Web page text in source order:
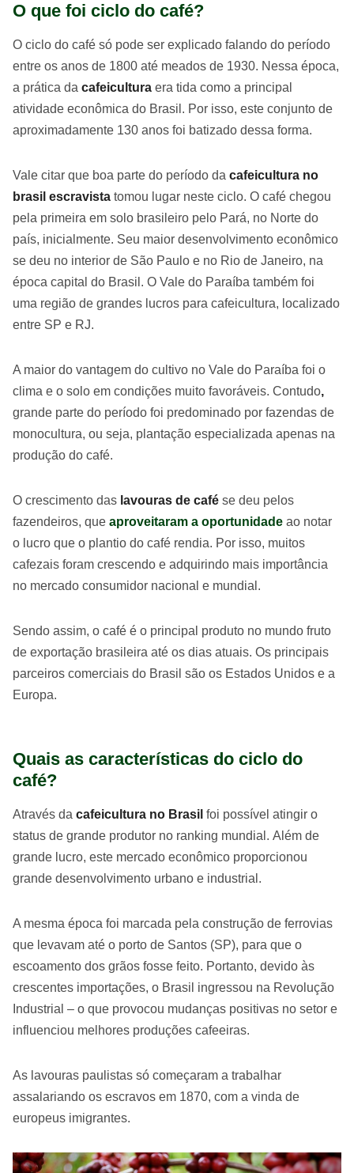
O que foi ciclo do café?
O ciclo do café só pode ser explicado falando do período
entre os anos de 1800 até meados de 1930. Nessa época,
a prática da cafeicultura era tida como a principal
atividade econômica do Brasil. Por isso, este conjunto de
aproximadamente 130 anos foi batizado dessa forma.
Vale citar que boa parte do período da cafeicultura no
brasil escravista tomou lugar neste ciclo. O café chegou
pela primeira em solo brasileiro pelo Pará, no Norte do
país, inicialmente. Seu maior desenvolvimento econômico
se deu no interior de São Paulo e no Rio de Janeiro, na
época capital do Brasil. O Vale do Paraíba também foi
uma região de grandes lucros para cafeicultura, localizado
entre SP e RJ.
A maior do vantagem do cultivo no Vale do Paraíba foi o
clima e o solo em condições muito favoráveis. Contudo,
grande parte do período foi predominado por fazendas de
monocultura, ou seja, plantação especializada apenas na
produção do café.
O crescimento das lavouras de café se deu pelos
fazendeiros, que aproveitaram a oportunidade ao notar
o lucro que o plantio do café rendia. Por isso, muitos
cafezais foram crescendo e adquirindo mais importância
no mercado consumidor nacional e mundial.
Sendo assim, o café é o principal produto no mundo fruto
de exportação brasileira até os dias atuais. Os principais
parceiros comerciais do Brasil são os Estados Unidos e a
Europa.
Quais as características do ciclo do
café?
Através da cafeicultura no Brasil foi possível atingir o
status de grande produtor no ranking mundial. Além de
grande lucro, este mercado econômico proporcionou
grande desenvolvimento urbano e industrial.
A mesma época foi marcada pela construção de ferrovias
que levavam até o porto de Santos (SP), para que o
escoamento dos grãos fosse feito. Portanto, devido às
crescentes importações, o Brasil ingressou na Revolução
Industrial – o que provocou mudanças positivas no setor e
influenciou melhores produções cafeeiras.
As lavouras paulistas só começaram a trabalhar
assalariando os escravos em 1870, com a vinda de
europeus imigrantes.